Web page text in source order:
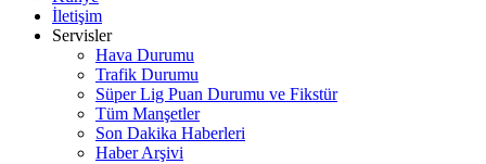
İletişim
Servisler
Hava Durumu
Trafik Durumu
Süper Lig Puan Durumu ve Fikstür
Tüm Manşetler
Son Dakika Haberleri
Haber Arşivi